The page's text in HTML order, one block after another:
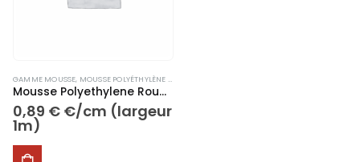
GAMME MOUSSE, MOUSSE POLYÉTHYLÈNE RÉTICULÉE
Mousse Polyethylene Rouge + Noir ép 45mm au cm linéaire.
0,89 € €/cm (largeur
1m)